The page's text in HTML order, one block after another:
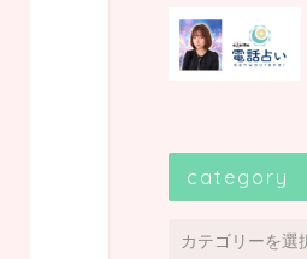
category